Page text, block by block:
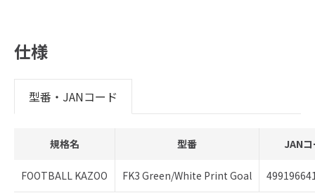
仕様
型番・JANコード
規格名 型番 JAN
FOOTBALL KAZOO FK3 Green/White Print Goal